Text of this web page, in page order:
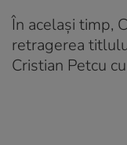
În același timp,
retragerea
Cristian Petcu